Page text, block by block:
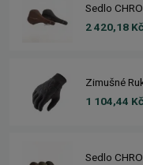
Sedlo
2 420,18 Kč
Zimušné
1 104,44 Kč
Sedlo